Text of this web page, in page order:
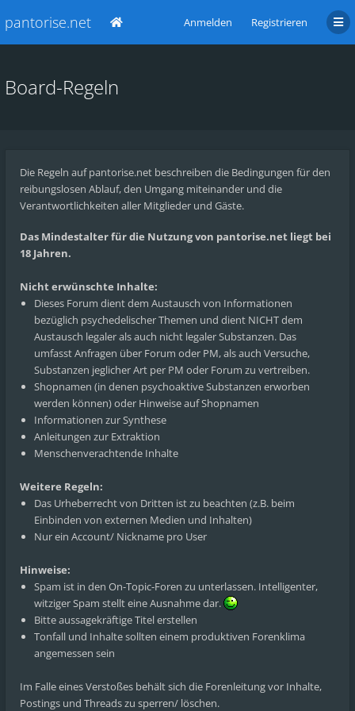
pantorise.net Anmelden Registrieren
Board-Regeln
Die Regeln auf pantorise.net beschreiben die Bedingungen für den
reibungslosen Ablauf, den Umgang miteinander und die
Verantwortlichkeiten aller Mitglieder und Gäste.
Das Mindestalter für die Nutzung von pantorise.net liegt bei
18 Jahren.
Nicht erwünschte Inhalte:
Dieses Forum dient dem Austausch von Informationen
bezüglich psychedelischer Themen und dient NICHT dem
Austausch legaler als auch nicht legaler Substanzen. Das
umfasst Anfragen über Forum oder PM, als auch Versuche,
Substanzen jeglicher Art per PM oder Forum zu vertreiben.
Shopnamen (in denen psychoaktive Substanzen erworben
werden können) oder Hinweise auf Shopnamen
Informationen zur Synthese
Anleitungen zur Extraktion
Menschenverachtende Inhalte
Weitere Regeln:
Das Urheberrecht von Dritten ist zu beachten (z.B. beim
Einbinden von externen Medien und Inhalten)
Nur ein Account/ Nickname pro User
Hinweise:
Spam ist in den On-Topic-Foren zu unterlassen. Intelligenter,
witziger Spam stellt eine Ausnahme dar.
Bitte aussagekräftige Titel erstellen
Tonfall und Inhalte sollten einem produktiven Forenklima
angemessen sein
Im Falle eines Verstoßes behält sich die Forenleitung vor Inhalte,
Postings und Threads zu sperren/ löschen.